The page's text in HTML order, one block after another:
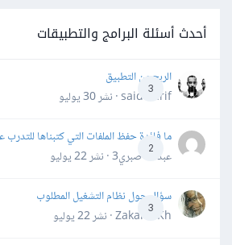
أحدث أسئلة البرامج والتطبيقات
3
الربح من التطبيق
said darif · نشر
30 يوليو
2
ما فائدة حفظ الملفات التي كتبناها
عبدالله صبري3 · نشر
22 يوليو
3
سؤال حول نظام التشغيل المطلوب
Zakaria Kh · نشر
22 يوليو